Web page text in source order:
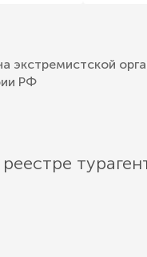
экстремистской
РФ